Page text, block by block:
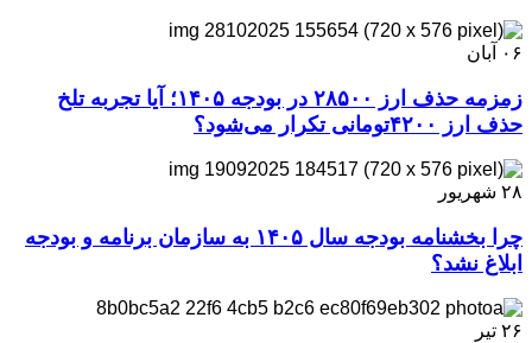
۰۶ آبان
زمزمه حذف ارز ۲۸۵۰۰ در بودجه ۱۴۰۵؛ آیا تجربه تلخ
حذف ارز ۴۲۰۰تومانی تکرار می‌شود؟
۲۸ شهریور
چرا بخشنامه بودجه سال ۱۴۰۵ به سازمان برنامه و بودجه
ابلاغ نشد؟
۲۶ تیر